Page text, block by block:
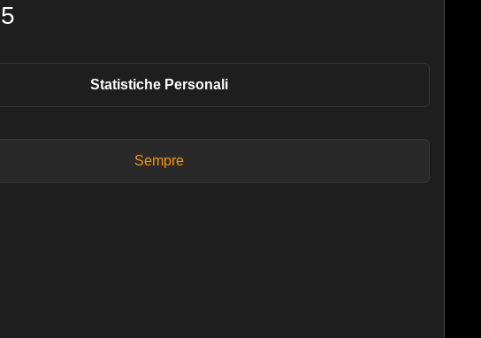
Statistiche Personali
Sempre